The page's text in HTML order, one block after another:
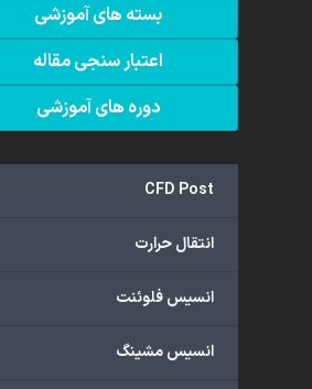
بسته های آموزشی
اعتبار سنجی مقاله
دوره های آموزشی
CFD Post
انتقال حرارت
انسیس فلوئنت
انسیس مشینگ